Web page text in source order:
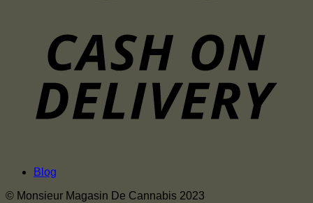
Blog
© Monsieur Magasin De Cannabis 2023